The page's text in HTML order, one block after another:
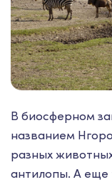
В биосферном
названием
разных
антилопы. А еще